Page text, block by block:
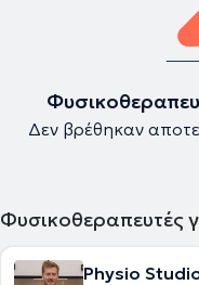
Δεν βρέθηκαν
Φυσικοθεραπευτές
Physio